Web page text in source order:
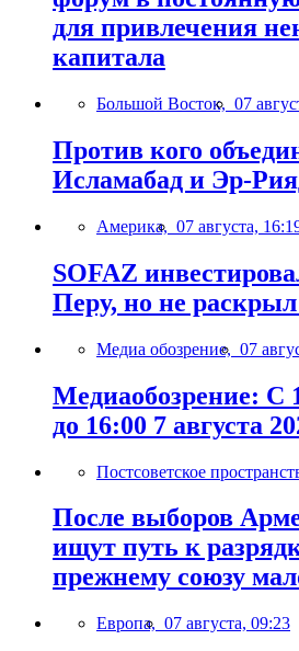
для привлечения
капитала
Большой Восток, 07
Против кого
Исламабад и Эр-
Америка, 07 августа,
SOFAZ
Перу, но не
Медиа обозрение, 07
Медиаобозрение: С
до 16:00 7 августа
Постсоветское
После выборов
ищут путь к
прежнему союзу
Европа, 07 августа, 09:23